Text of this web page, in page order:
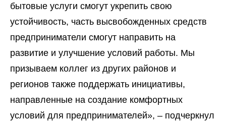
бытовые услуги смогут укрепить свою
устойчивость, часть высвобожденных средств
предприниматели смогут направить на
развитие и улучшение условий работы. Мы
призываем коллег из других районов и
регионов также поддержать инициативы,
направленные на создание комфортных
условий для предпринимателей», – подчеркнул